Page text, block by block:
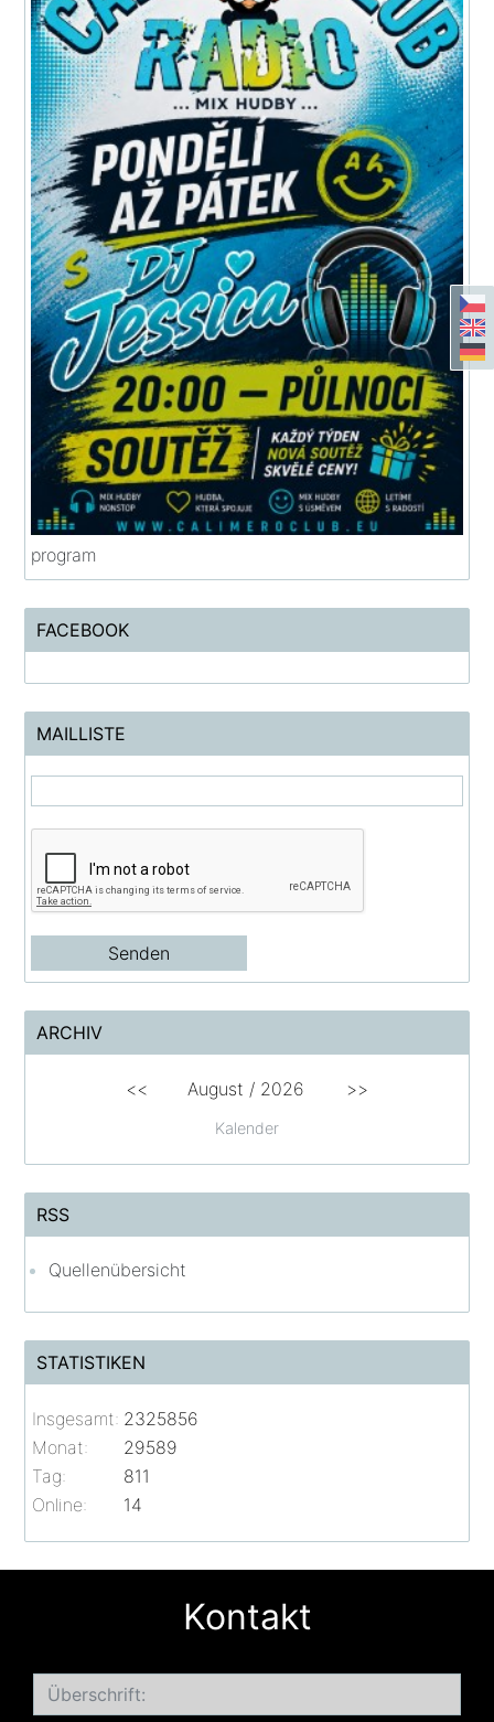
program
FACEBOOK
MAILLISTE
ARCHIV
Kalender
<< August / 2026 >>
RSS
Quellenübersicht
STATISTIKEN
Online: 14
Insgesamt: 2325856
Monat:
29589
Tag:
811
Kontakt